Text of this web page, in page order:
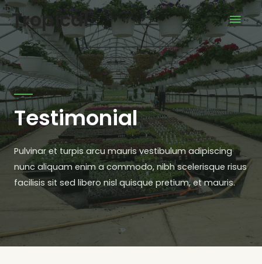
Tropical
Testimonial
Pulvinar et turpis arcu mauris vestibulum adipiscing
nunc aliquam enim a commodo, nibh scelerisque risus
facilisis sit sed libero nisl quisque pretium, et mauris.